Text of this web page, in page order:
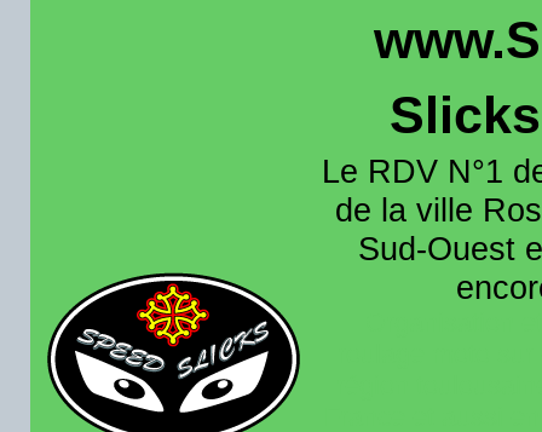
Le RDV N°1
de la ville
Sud-Ouest